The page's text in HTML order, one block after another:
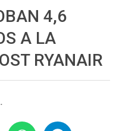
4,6
A LA
RYANAIR